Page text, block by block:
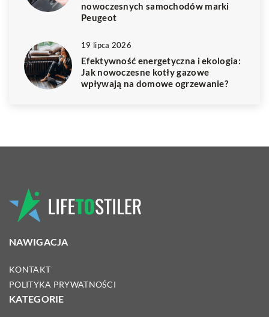
nowoczesnych samochodów marki
Peugeot
19 lipca 2026
Efektywność energetyczna i ekologia:
Jak nowoczesne kotły gazowe
wpływają na domowe ogrzewanie?
NAWIGACJA
KONTAKT
POLITYKA PRYWATNOŚCI
KATEGORIE